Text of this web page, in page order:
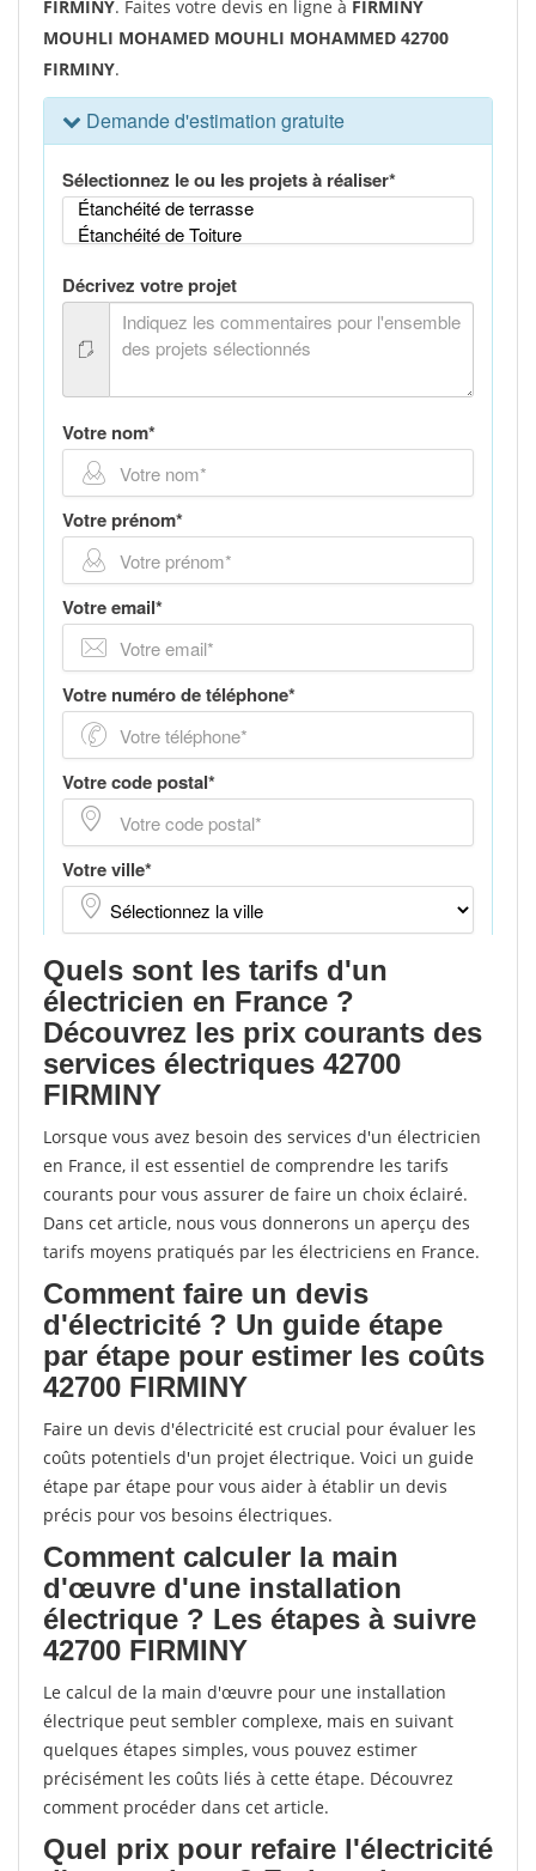
FIRMINY. Faites votre devis en ligne à FIRMINY
MOUHLI MOHAMED MOUHLI MOHAMMED 42700
FIRMINY.
Quels sont les tarifs d'un
électricien en France ?
Découvrez les prix courants des
services électriques 42700
FIRMINY
Lorsque vous avez besoin des services d'un électricien
en France, il est essentiel de comprendre les tarifs
courants pour vous assurer de faire un choix éclairé.
Dans cet article, nous vous donnerons un aperçu des
tarifs moyens pratiqués par les électriciens en France.
Comment faire un devis
d'électricité ? Un guide étape
par étape pour estimer les coûts
42700 FIRMINY
Faire un devis d'électricité est crucial pour évaluer les
coûts potentiels d'un projet électrique. Voici un guide
étape par étape pour vous aider à établir un devis
précis pour vos besoins électriques.
Comment calculer la main
d'œuvre d'une installation
électrique ? Les étapes à suivre
42700 FIRMINY
Le calcul de la main d'œuvre pour une installation
électrique peut sembler complexe, mais en suivant
quelques étapes simples, vous pouvez estimer
précisément les coûts liés à cette étape. Découvrez
comment procéder dans cet article.
Quel prix pour refaire l'électricité